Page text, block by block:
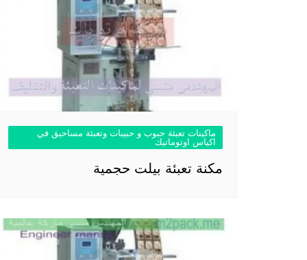
ماكينات تعبئة حبوب و حبيبات وتعبئة مساحيق في
اكياس اوتوماتيك
مكنة تعبئة بيلت حجمية